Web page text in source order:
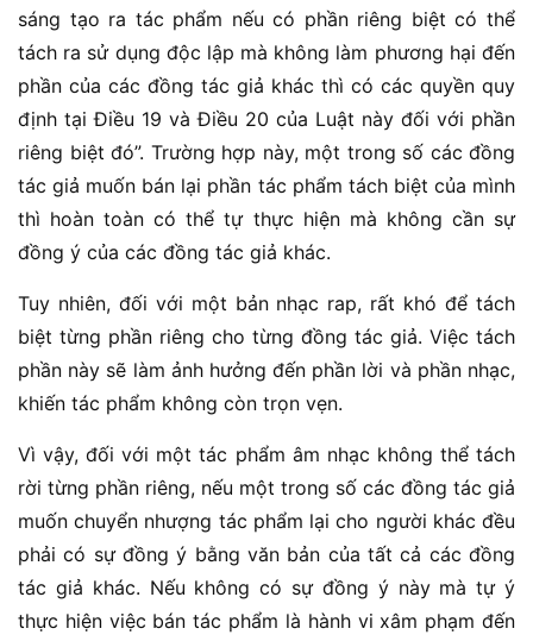
sáng tạo ra tác phẩm nếu có phần riêng biệt có thể
tách ra sử dụng độc lập mà không làm phương hại đến
phần của các đồng tác giả khác thì có các quyền quy
định tại Điều 19 và Điều 20 của Luật này đối với phần
riêng biệt đó”. Trường hợp này, một trong số các đồng
tác giả muốn bán lại phần tác phẩm tách biệt của mình
thì hoàn toàn có thể tự thực hiện mà không cần sự
đồng ý của các đồng tác giả khác.
Tuy nhiên, đối với một bản nhạc rap, rất khó để tách
biệt từng phần riêng cho từng đồng tác giả. Việc tách
phần này sẽ làm ảnh hưởng đến phần lời và phần nhạc,
khiến tác phẩm không còn trọn vẹn.
Vì vậy, đối với một tác phẩm âm nhạc không thể tách
rời từng phần riêng, nếu một trong số các đồng tác giả
muốn chuyển nhượng tác phẩm lại cho người khác đều
phải có sự đồng ý bằng văn bản của tất cả các đồng
tác giả khác. Nếu không có sự đồng ý này mà tự ý
thực hiện việc bán tác phẩm là hành vi xâm phạm đến